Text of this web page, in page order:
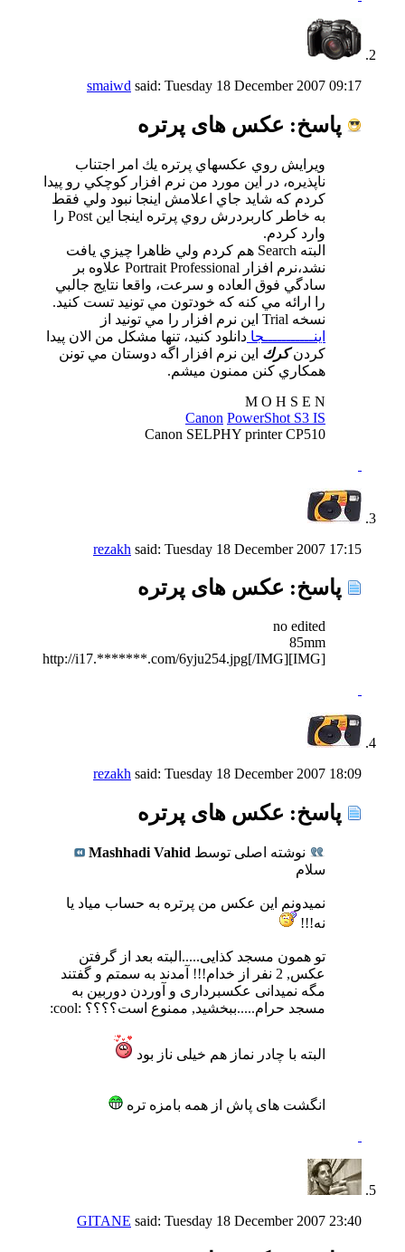
smaiwd said: Tuesday 18 December 2007 09:17
پاسخ: عكس های پرتره
ويرايش روي عكسهاي پرتره يك امر اجتناب
ناپذيره، در اين مورد من نرم افزار كوچكي رو پيدا
كردم كه شايد جاي اعلامش اينجا نبود ولي فقط
به خاطر كاربردرش روي پرتره اينجا اين Post را
وارد كردم.
البته Search هم كردم ولي ظاهرا چيزي يافت
نشد،نرم افزار Portrait Professional علاوه بر
سادگي فوق العاده و سرعت، واقعا نتايج جالبي
را ارائه مي كنه كه خودتون مي تونيد تست كنيد.
نسخه Trial اين نرم افزار را مي تونيد از
اينـــــــــــجا دانلود كنيد، تنها مشكل من الان پيدا
كردنكرك اين نرم افزار اگه دوستان مي تونن
همكاري كنن ممنون ميشم.
M O H S E N
Canon PowerShot S3 IS
Canon SELPHY printer CP510
rezakh said: Tuesday 18 December 2007 17:15
پاسخ: عكس های پرتره
no edited
85mm
[IMG]http://i17.*******.com/6yju254.jpg[/IMG]
rezakh said: Tuesday 18 December 2007 18:09
پاسخ: عكس های پرتره
نوشته اصلی توسط Mashhadi Vahid
سلام
نمیدونم این عكس من پرتره به حساب میاد یا
نه!!!
تو همون مسجد كذایی.....البته بعد از گرفتن
عكس, 2 نفر از خدام!!! آمدند به سمتم و گفتند
مگه نمیدانی عكسبرداری و آوردن دوربین به
مسجد حرام.....ببخشید, ممنوع است؟؟؟؟ :cool:
البته با چادر نماز هم خیلی ناز بود
انگشت های پاش از همه بامزه تره
GITANE said: Tuesday 18 December 2007 23:40